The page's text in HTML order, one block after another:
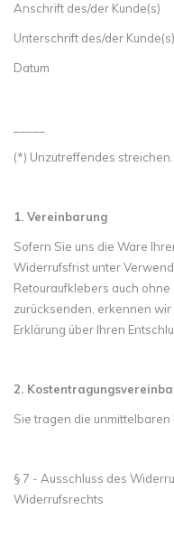
Anschrift des/der Kunde(s)
Unterschrift des/der
Datum
(*) Unzutreffendes streichen.
1. Vereinbarung
Sofern Sie uns die Ware
Widerrufsfrist unter
Retouraufklebers auch
zurücksenden, erkennen
Erklärung über Ihren
2.
Sie tragen die unmittelbaren
§ 7 - Ausschluss des
Widerrufsrechts